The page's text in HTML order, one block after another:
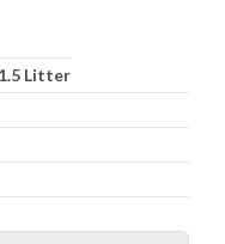
Litter